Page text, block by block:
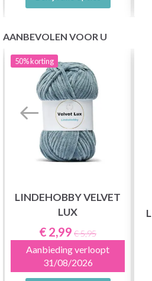
AANBEVOLEN VOOR U
50%korting
LINDEHOBBY VELVET
LUX
€ 2,99 € 5,95
Aanbieding verloopt
31/08/2026